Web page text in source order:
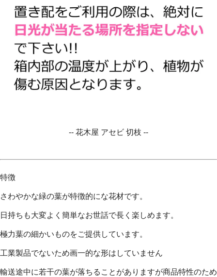
-- 花木屋 アセビ 切枝 --
特徴
さわやかな緑の葉が特徴的にな花材です。
日持ちも大変よく簡単なお世話で長く楽しめます。
極力葉の細かいものをご提供しています。
工業製品でないため画一的な形はしていません
輸送途中に若干の葉が落ちることがありますが商品特性のため